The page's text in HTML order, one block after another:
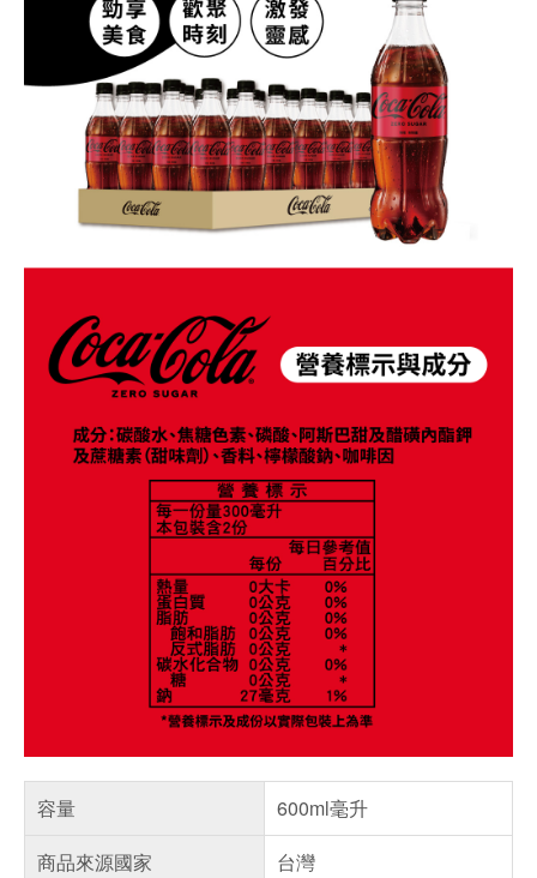
容量
600ml毫升
商品來源國家
台灣